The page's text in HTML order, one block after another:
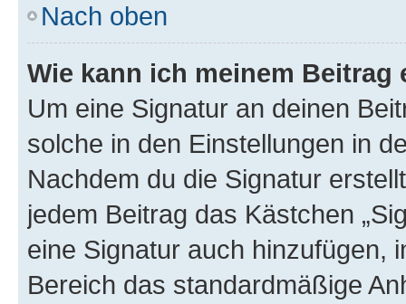
Nach oben
Wie kann ich meinem
Um eine Signatur an deinen
solche in den Einstellungen in
Nachdem du die Signatur
jedem Beitrag das Kästchen
eine Signatur auch hinzufügen,
Bereich das standardmäßige